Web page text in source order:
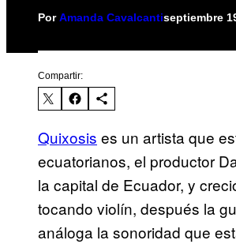
PorAmanda Cavalcantiseptiembre
Compartir:
Quixosis es un artista que
ecuatorianos, el productor
la capital de Ecuador, y
tocando violín, después la
análoga la sonoridad que